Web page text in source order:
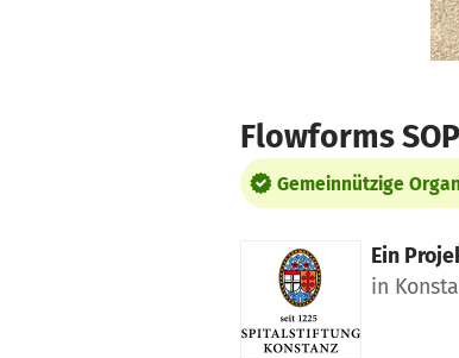
Flowforms
Gemeinnützige
Ein
in